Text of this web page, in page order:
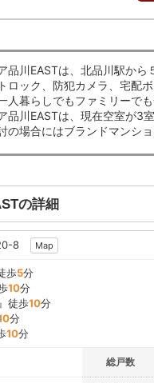
品川EASTは、北品川駅から
ロック、防犯カメラ、宅配
人暮らしでもファミリーで
品川EASTは、現在空室が3
の場合にはブランドマンシ
の詳細
8 Map
歩5分
10分
徒歩10分
分
10分
総戸数